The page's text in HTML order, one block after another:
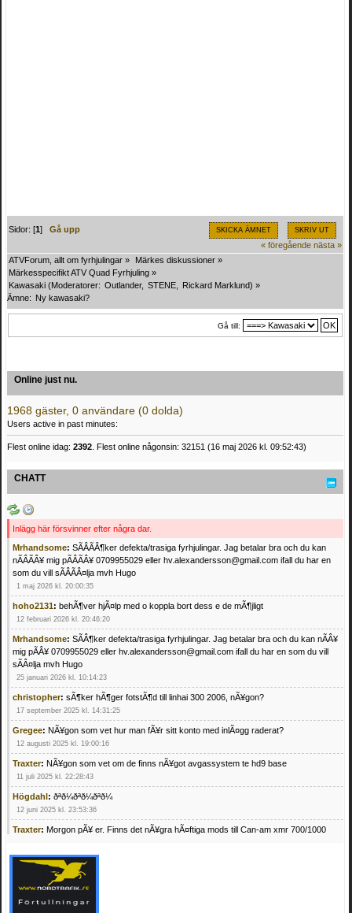
SKICKA ÄMNET SKRIV UT
Sidor: [1]Gå upp
« föregående nästa »
ATVForum, allt om fyrhjulingar » Märkes diskussioner »
Märkesspecifikt ATV Quad Fyrhjuling »
Kawasaki (Moderatorer: Outlander, STENE Rickard Marklund) »
Ämne: Ny kawasaki?
Gå till:
Online just nu.
1968 gäster, 0 användare (0 dolda)
Users active in past minutes:
Flest online idag: 2392 . Flest online någonsin: 32151 (16 maj 2026 kl. 09:52:43)
CHATT
Inlägg här försvinner efter några dar.
Mrhandsome: SÃÂÃÂ¶ker defekta/trasiga fyrhjulingar. Jag betalar bra och du kan
nÃÂÃÂ¥ mig pÃÂÃÂ¥ 0709955029 eller hv.alexandersson@gmail.com ifall du har en
som du vill sÃÂÃÂ¤lja mvh Hugo
1 maj 2026 kl. 20:00:35
hoho2131: behÃ¶ver hjÃ¤lp med o koppla bort dess e de mÃ¶jligt
12 februari 2026 kl. 20:46:20
Mrhandsome: SÃÂ¶ker defekta/trasiga fyrhjulingar. Jag betalar bra och du kan nÃÂ¥
mig pÃÂ¥ 0709955029 eller hv.alexandersson@gmail.com ifall du har en som du vill
sÃÂ¤lja mvh Hugo
25 januari 2026 kl. 10:14:23
christopher: sÃ¶ker hÃ¶ger fotstÃ¶d till linhai 300 2006, nÃ¥gon?
17 september 2025 kl. 14:31:25
Gregee: NÃ¥gon som vet hur man fÃ¥r sitt konto med inlÃ¤gg raderat?
12 augusti 2025 kl. 19:00:16
Traxter: NÃ¥gon som vet om de finns nÃ¥got avgassystem te hd9 base
11 juli 2025 kl. 22:28:43
Högdahl: ðªð¼ðªð¼ðªð¼
12 juni 2025 kl. 23:53:36
Traxter: Morgon pÃ¥ er. Finns det nÃ¥gra hÃ¤ftiga mods till Can-am xmr 700/1000
Mrhandsome:SÃ¶ker defekta/trasiga fyrhjulingar. Jag betalar bra och du kan nÃ¥ mig
pÃ¥ 0709955029 eller hv.alexandersson@gmail.com ifall du har en som du vill sÃ¤lja
mvh Hugo
21 februari 2025 kl. 09:25:52